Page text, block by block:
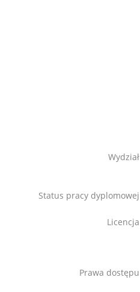
Wydział
Status pracy dyplomowej
Licencja
Prawa dostępu